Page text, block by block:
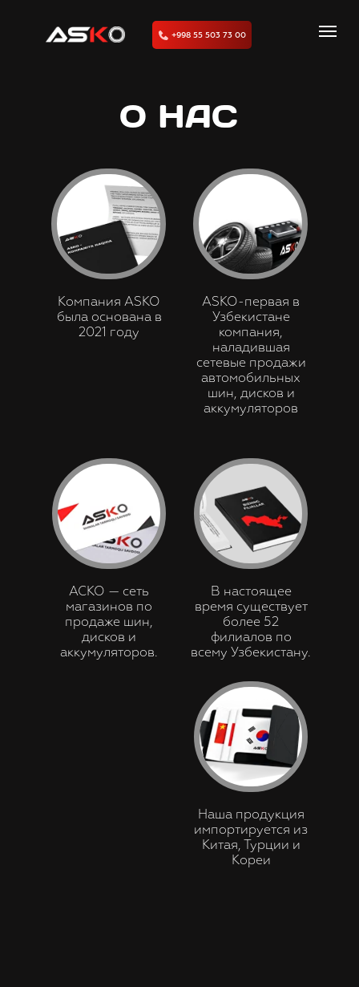
О НАC
Компания ASKO
была основана в
2021 году
ASKO-первая в
Узбекистане
компания,
наладившая
сетевые продажи
автомобильных
шин, дисков и
аккумуляторов
В настоящее
время существует
более 52
филиалов по
всему Узбекистану.
АСКО — сеть
магазинов по
продаже шин,
дисков и
аккумуляторов.
Наша продукция
импортируется из
Китая, Турции и
Кореи
+998 55 503 73 00